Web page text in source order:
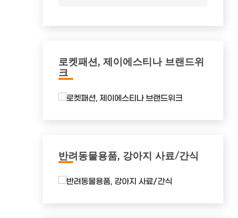
로켓패션, 제이에스티나 브랜드위
크
반려동물용품, 강아지 사료/간식